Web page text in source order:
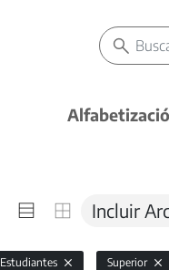
Incluir
Estudiantes Superior